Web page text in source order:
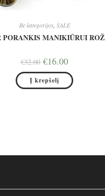
Be kategorijos, SALE
PORANKIS MANIKIŪRUI
€32.00 Original
price
was:
€32.00.
€16.00Current
price
is:
€16.00.
Į krepšelį